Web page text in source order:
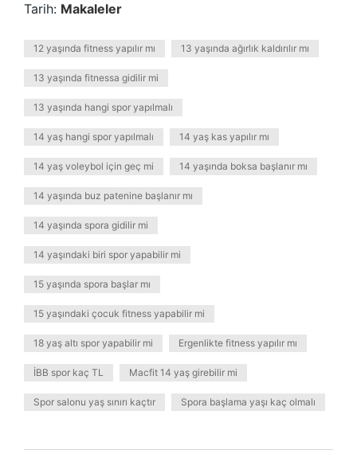
Tarih: Makaleler
12 yaşında fitness yapılır mı 13 yaşında ağırlık kaldırılır mı
13 yaşında fitnessa gidilir mi
13 yaşında hangi spor yapılmalı
14 yaş hangi spor yapılmalı 14 yaş kas yapılır mı
14 yaş voleybol için geç mi 14 yaşında boksa başlanır mı
14 yaşında buz patenine başlanır mı
14 yaşında spora gidilir mi
14 yaşındaki biri spor yapabilir mi
15 yaşında spora başlar mı
15 yaşındaki çocuk fitness yapabilir mi
18 yaş altı spor yapabilir mi Ergenlikte fitness yapılır mı
İBB spor kaç TL Macfit 14 yaş girebilir mi
Spor salonu yaş sınırı kaçtır Spora başlama yaşı kaç olmalı